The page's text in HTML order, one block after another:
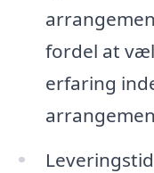
fordel at
erfaring